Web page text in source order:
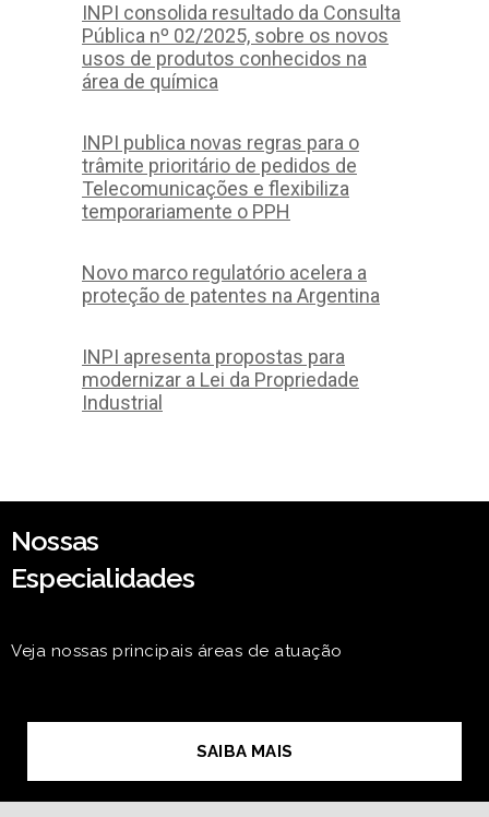
INPI consolida resultado da Consulta
Pública nº 02/2025, sobre os novos
usos de produtos conhecidos na
área de química
INPI publica novas regras para o
trâmite prioritário de pedidos de
Telecomunicações e flexibiliza
temporariamente o PPH
Novo marco regulatório acelera a
proteção de patentes na Argentina
INPI apresenta propostas para
modernizar a Lei da Propriedade
Industrial
Nossas
Especialidades
Veja nossas principais áreas de atuação
SAIBA MAIS